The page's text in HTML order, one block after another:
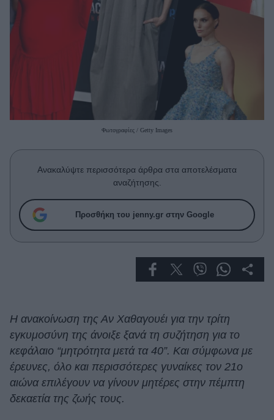
Woman Power
Working Girl
Πρόσωπα
Who
True Stories
Success Stories
Ζώδια
Cooking
Green
Αφιερώματα
Φωτογραφίες / Getty Images
Ανακαλύψτε περισσότερα άρθρα στα αποτελέσματα
αναζήτησης.
Προσθήκη του jenny.gr στην Google
Η ανακοίνωση της Αν Χαθαγουέι για την τρίτη
εγκυμοσύνη της άνοιξε ξανά τη συζήτηση για το
κεφάλαιο “μητρότητα μετά τα 40”. Και σύμφωνα με
έρευνες, όλο και περισσότερες γυναίκες τον 21ο
αιώνα επιλέγουν να γίνουν μητέρες στην πέμπτη
δεκαετία της ζωής τους.